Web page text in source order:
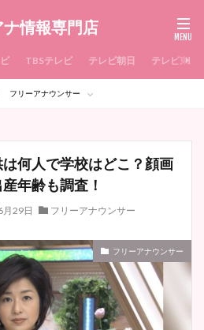
情報専門店
TBSテレビ テレビ朝日 テレビ東京
フリーアナウンサー
何人で学校はどこ？顔画
年齢も調査！
29日
フリーアナウンサー
フリーアナウンサー